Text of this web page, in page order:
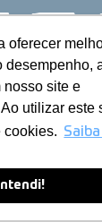
oferecer
desempenho,
nosso site e
utilizar este
cookies.
oferecer
desempenho,
nosso site e
utilizar este
cookies.